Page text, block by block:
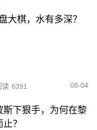
大棋，水有多深？
读 6391 08-04
斯下狠手，为何在黎
？